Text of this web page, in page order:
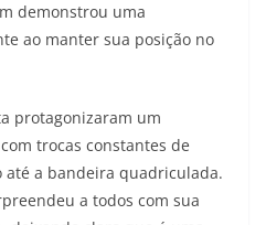
demonstrou uma
ao manter sua posição no
protagonizaram um
trocas constantes de
até a bandeira quadriculada.
a todos com sua